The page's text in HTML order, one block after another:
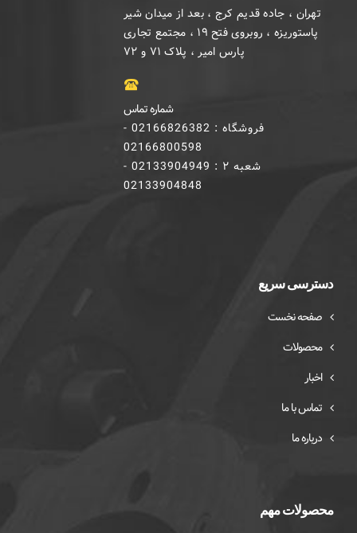
تهران ، جاده قدیم کرج ، بعد از میدان شیر
پاستوریزه ، روبروی فتح ۱۹ ، مجتمع تجاری
پارس امیر ، پلاک ۷۱ و ۷۲
شماره تماس
فروشگاه : 02166826382 -
02166800598
شعبه ۲ : 02133904949 -
02133904848
دسترسی سریع
صفحه نخست
محصولات
اخبار
تماس با ما
درباره ما
محصولات مهم